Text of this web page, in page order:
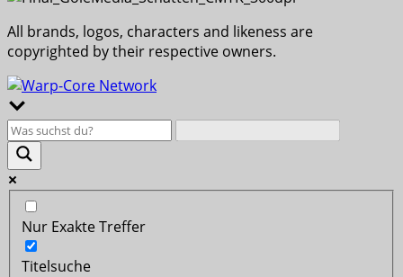
All brands, logos, characters and likeness are
copyrighted by their respective owners.
Nur Exakte Treffer
Titelsuche